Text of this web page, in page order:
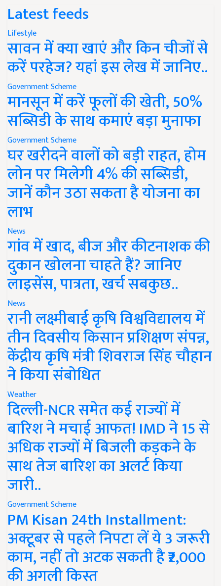
Latest feeds
Lifestyle
सावन में क्या खाएं और किन चीजों से
करें परहेज? यहां इस लेख में जानिए..
Government Scheme
मानसून में करें फूलों की खेती, 50%
सब्सिडी के साथ कमाएं बड़ा मुनाफा
Government Scheme
घर खरीदने वालों को बड़ी राहत, होम
लोन पर मिलेगी 4% की सब्सिडी,
जानें कौन उठा सकता है योजना का
लाभ
News
गांव में खाद, बीज और कीटनाशक की
दुकान खोलना चाहते हैं? जानिए
लाइसेंस, पात्रता, खर्च सबकुछ..
News
रानी लक्ष्मीबाई कृषि विश्वविद्यालय में
तीन दिवसीय किसान प्रशिक्षण संपन्न,
केंद्रीय कृषि मंत्री शिवराज सिंह चौहान
ने किया संबोधित
Weather
दिल्ली-NCR समेत कई राज्यों में
बारिश ने मचाई आफत! IMD ने 15 से
अधिक राज्यों में बिजली कड़कने के
साथ तेज बारिश का अलर्ट किया
जारी..
Government Scheme
PM Kisan 24th Installment:
अक्टूबर से पहले निपटा लें ये 3 जरूरी
काम, नहीं तो अटक सकती है ₹2,000
की अगली किस्त